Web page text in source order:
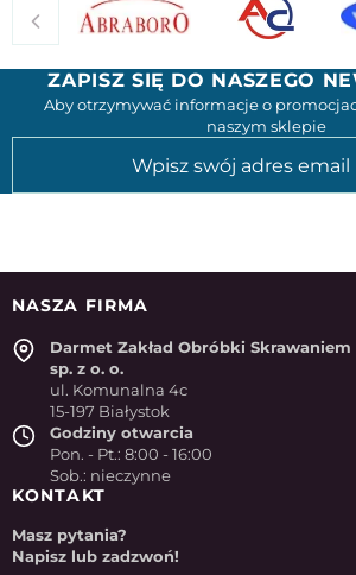
ZAPISZ SIĘ DO NASZEGO
Aby otrzymywać informacje o
naszym sklepie
NASZA FIRMA
Darmet Zakład Obróbki Skrawaniem
sp. z o. o.
ul. Komunalna 4c
15-197 Białystok
Godziny otwarcia
Pon. - Pt.: 8:00 - 16:00
Sob.: nieczynne
KONTAKT
Masz pytania?
Napisz lub zadzwoń!